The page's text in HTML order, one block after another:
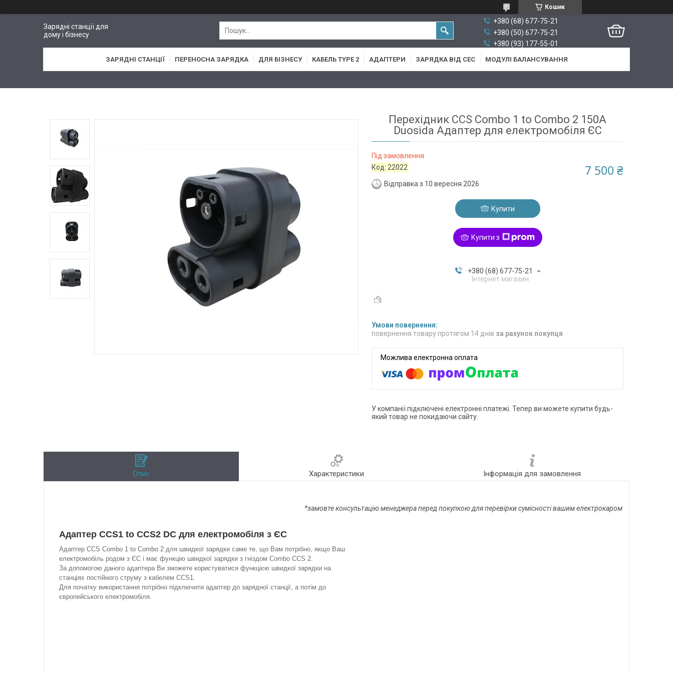
Кошик
Зарядні станції для
дому і бізнесу
+380 (68) 677-75-21
+380 (50) 677-75-21
+380 (93) 177-55-01
ЗАРЯДНІ СТАНЦІЇ ПЕРЕНОСНА ЗАРЯДКА ДЛЯ БІЗНЕСУ КАБЕЛЬ TYPE 2 АДАПТЕРИ ЗАРЯДКА ВІД СЕС МОДУЛІ БАЛАНСУВАННЯ
Перехідник CCS Combo 1 to Combo 2 150A
Duosida Адаптер для електромобіля ЄС
Під замовлення
Код: 22022
Відправка з 10 вересня 2026
7 500 ₴
Купити
Купити з
+380 (68) 677-75-21
Інтернет магазин
повернення товару протягом 14 днів за рахунок покупця
У компанії підключені електронні платежі. Тепер ви можете купити будь-
який товар не покидаючи сайту.
Опис Характеристики Інформація для замовлення
*замовте консультацію менеджера перед покупкою для перевірки сумісності вашим електрокаром
Адаптер CCS1 to CCS2 DC для електромобіля з ЄС
Адаптер CCS Combo 1 to Combo 2 для швидкої зарядки саме те, що Вам потрібно, якщо Ваш
електромобіль родом з ЄС і має функцію швидкої зарядки з гніздом Combo CCS 2.
За допомогою даного адаптера Ви зможете користуватися функцією швидкої зарядки на
станціях постійного струму з кабелем CCS1.
Для початку використання потрібно підключити адаптер до зарядної станції, а потім до
європейського електромобіля.